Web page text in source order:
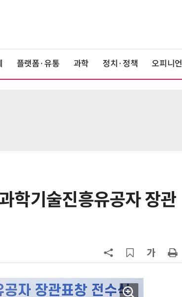
플랫폼·유통 과학 정치·정책 오피니언
학기술진흥유공자 장관
6 단독 보험 소비자 개인정보 유출 막
서 TV·모니터 '大戰'
대기업과 협력사 AI 상생 시동